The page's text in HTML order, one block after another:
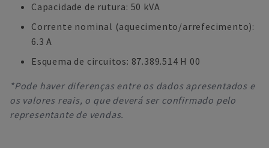
Capacidade de rutura: 50 kVA
Corrente nominal (aquecimento/arrefecimento):
6.3 A
Esquema de circuitos: 87.389.514 H 00
*Pode haver diferenças entre os dados apresentados e
os valores reais, o que deverá ser confirmado pelo
representante de vendas.